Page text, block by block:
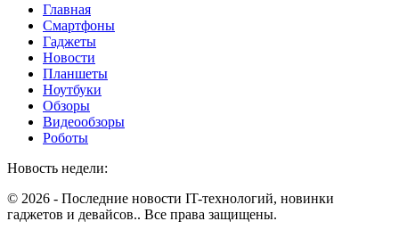
Главная
Смартфоны
Гаджеты
Новости
Планшеты
Ноутбуки
Обзоры
Видеообзоры
Роботы
Новость недели:
© 2026 - Последние новости IT-технологий, новинки
гаджетов и девайсов.. Все права защищены.